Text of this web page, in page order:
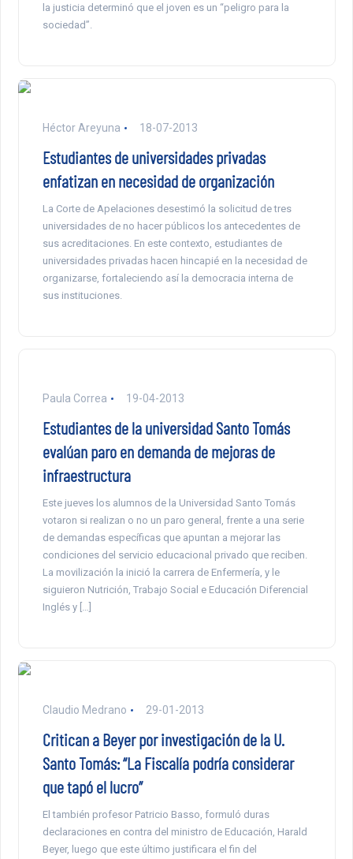
la justicia determinó que el joven es un “peligro para la
sociedad”.
Héctor Areyuna 18-07-2013
Estudiantes de universidades privadas
enfatizan en necesidad de organización
La Corte de Apelaciones desestimó la solicitud de tres
universidades de no hacer públicos los antecedentes de
sus acreditaciones. En este contexto, estudiantes de
universidades privadas hacen hincapié en la necesidad de
organizarse, fortaleciendo así la democracia interna de
sus instituciones.
Paula Correa 19-04-2013
Estudiantes de la universidad Santo Tomás
evalúan paro en demanda de mejoras de
infraestructura
Este jueves los alumnos de la Universidad Santo Tomás
votaron si realizan o no un paro general, frente a una serie
de demandas específicas que apuntan a mejorar las
condiciones del servicio educacional privado que reciben.
La movilización la inició la carrera de Enfermería, y le
siguieron Nutrición, Trabajo Social e Educación Diferencial
Inglés y […]
Claudio Medrano 29-01-2013
Critican a Beyer por investigación de la U.
Santo Tomás: “La Fiscalía podría considerar
que tapó el lucro”
El también profesor Patricio Basso, formuló duras
declaraciones en contra del ministro de Educación, Harald
Beyer, luego que este último justificara el fin del